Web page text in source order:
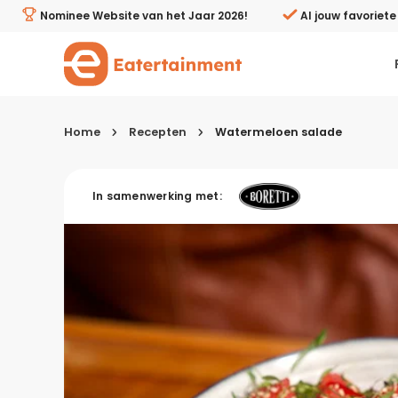
Watermeloen salade - Eatertainment
Nominee Website van het Jaar 2026! Al jouw
Kies je menugang
Ontbijt
Lunch & brunch
Tussendoortjes
Voor- & tussengerechten
Home Recepten Watermeloen salade
In samenwerking met: